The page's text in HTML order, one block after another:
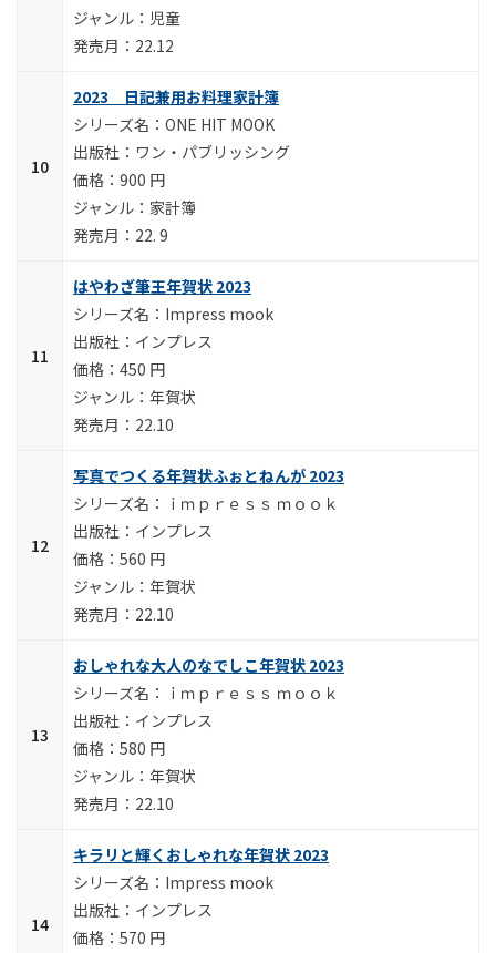
児童
22.12
2023 日記兼用お料理家計簿
ONE HIT MOOK
ワン・パブリッシング
900 円
家計簿
22. 9
はやわざ筆王年賀状 2023
Impress mook
インプレス
450 円
年賀状
22.10
写真でつくる年賀状ふぉとねんが 2023
ｉｍｐｒｅｓｓ ｍｏｏｋ
インプレス
560 円
年賀状
22.10
おしゃれな大人のなでしこ年賀状 2023
ｉｍｐｒｅｓｓ ｍｏｏｋ
インプレス
580 円
年賀状
22.10
キラリと輝くおしゃれな年賀状 2023
Impress mook
インプレス
570 円